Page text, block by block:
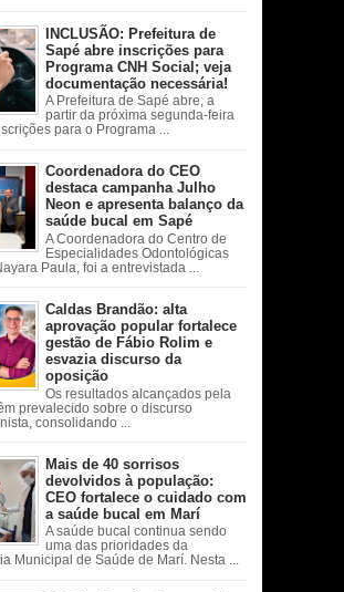
INCLUSÃO: Prefeitura de
Sapé abre inscrições para
Programa CNH Social; veja
documentação necessária!
A Prefeitura de Sapé abre, a
partir da próxima segunda-feira
para o Programa ...
Coordenadora do CEO
destaca campanha Julho
Neon e apresenta balanço da
saúde bucal em Sapé
A Coordenadora do Centro de
Especialidades Odontológicas
Paula, foi a entrevistada ...
Caldas Brandão: alta
aprovação popular fortalece
gestão de Fábio Rolim e
esvazia discurso da
oposição
Os resultados alcançados pela
prevalecido sobre o discurso
consolidando ...
Mais de 40 sorrisos
devolvidos à população:
CEO fortalece o cuidado com
a saúde bucal em Marí
A saúde bucal continua sendo
uma das prioridades da
Municipal de Saúde de Marí. Nesta ...